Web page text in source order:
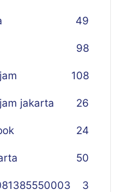
49
98
108
jakarta 26
24
50
3